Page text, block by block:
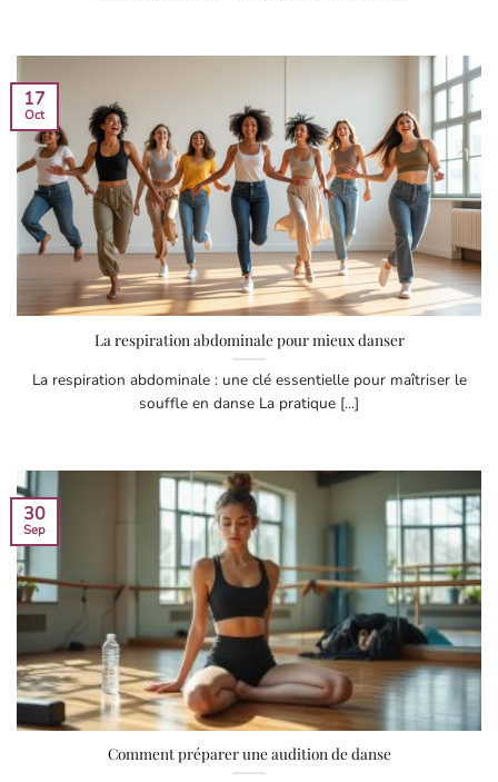
La respiration abdominale pour mieux danser
La respiration abdominale : une clé essentielle pour maîtriser le
souffle en danse La pratique [...]
17
Oct
Comment préparer une audition de danse
30
Sep